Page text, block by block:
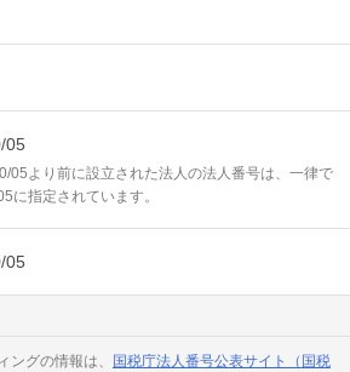
05
05より前に設立された法人の法人番号は、一律で
に指定されています。
05
ングの情報は、
国税庁法人番号公表サイト（国税